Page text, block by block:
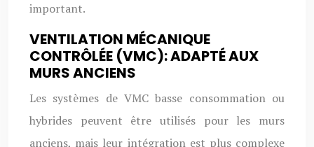
important.
VENTILATION MÉCANIQUE
CONTRÔLÉE (VMC): ADAPTÉ AUX
MURS ANCIENS
Les systèmes de VMC basse consommation ou
hybrides peuvent être utilisés pour les murs
anciens, mais leur intégration est plus complexe